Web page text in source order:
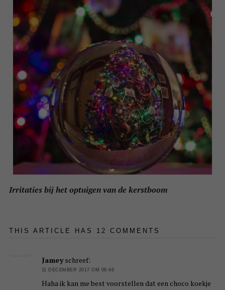
Irritaties bij het optuigen van de kerstboom
THIS ARTICLE HAS 12 COMMENTS
Jameyschreef:
11 DECEMBER 2017 OM 06:46
Haha ik kan me best voorstellen dat een choco koekje